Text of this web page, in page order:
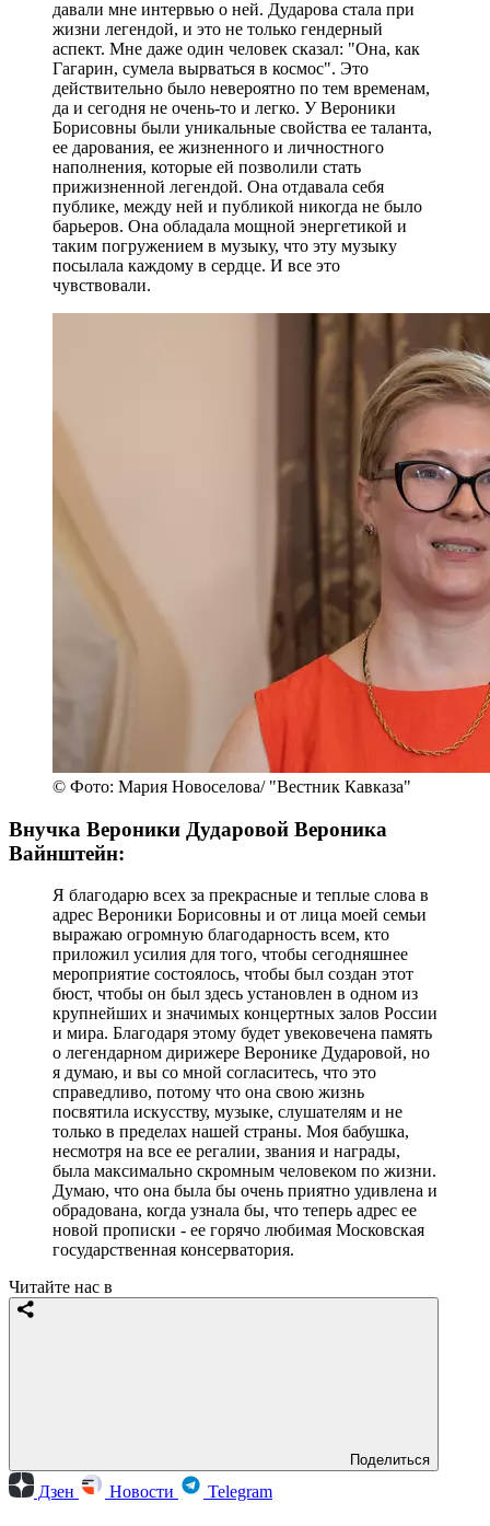
© Фото: Мария Новоселова/ "Вестник Кавказа"
Доктор искусствоведения, профессор Татьяна
Я написала первую книгу о Веронике Борисовне
еще при ее жизни, общалась достаточно плотно и
часто. Все, с кем я встречалась, с удовольствием
давали мне интервью о ней. Дударова стала при
жизни легендой, и это не только гендерный
аспект. Мне даже один человек сказал: "Она, как
Гагарин, сумела вырваться в космос". Это
действительно было невероятно по тем временам,
да и сегодня не очень-то и легко. У Вероники
Борисовны были уникальные свойства ее таланта,
ее дарования, ее жизненного и личностного
наполнения, которые ей позволили стать
прижизненной легендой. Она отдавала себя
публике, между ней и публикой никогда не было
барьеров. Она обладала мощной энергетикой и
таким погружением в музыку, что эту музыку
посылала каждому в сердце. И все это
© Фото: Мария Новоселова/ "Вестник Кавказа"
Вайнштейн:
крупнейших и значимых концертных залов России
и мира. Благодаря этому будет увековечена память
о легендарном дирижере Веронике Дударовой, но